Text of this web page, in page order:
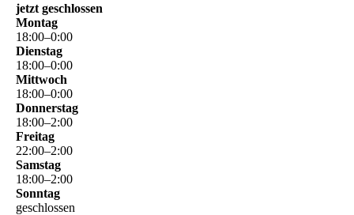
jetzt geschlossen
Montag
18:00–0:00
Dienstag
18:00–0:00
Mittwoch
18:00–0:00
Donnerstag
18:00–2:00
Freitag
22:00–2:00
Samstag
18:00–2:00
Sonntag
geschlossen